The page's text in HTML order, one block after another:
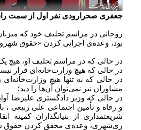
جعفری صحرارودی نفر اول از سمت
روحانی در مراسم تحلیف خود که
بود، وعده‌ی اجرایی کردن «حقوق
در حالی که در مراسم تحلیف او، هیچ
در حالی که هیچ وزارت‌خانه‌ای قرار
در حالی که نه تنها هیچ
مشاوران نیز نمی‌توان آن‌ها را دید؛
و رفاه و تأمین اجتماعی علی ربیعی
شریعتمداری از بنیانگذاران
ری‌شهری، وعده‌ی محقق کردن حقوق